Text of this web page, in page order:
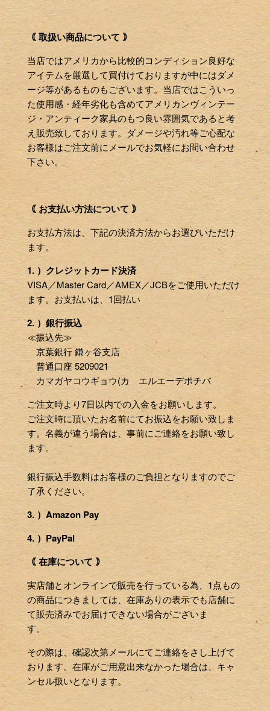
｟ 取扱い商品について ｠
当店ではアメリカから比較的コンディション良好な
アイテムを厳選して買付けておりますが中にはダメ
ージ等があるものもございます。当店ではこういっ
た使用感・経年劣化も含めてアメリカンヴィンテー
ジ・アンティーク家具のもつ良い雰囲気であると考
え販売致しております。ダメージや汚れ等ご心配な
お客様はご注文前にメールでお気軽にお問い合わせ
下さい。
｟ お支払い方法について ｠
お支払方法は、下記の決済方法からお選びいただけ
ます。
1. ）クレジットカード決済
VISA／Master Card／AMEX／JCBをご使用いただけ
ます。お支払いは、1回払い
2. ）銀行振込
≪振込先≫
京葉銀行 鎌ヶ谷支店
普通口座 5209021
カマガヤコウギョウ(カ エルエーデポチバ
ご注文時より7日以内での入金をお願いします。
ご注文時に頂いたお名前にてお振込をお願い致しま
す。名義が違う場合は、事前にご連絡をお願い致し
ます。
銀行振込手数料はお客様のご負担となりますのでご
了承ください。
3. ）Amazon Pay
4. ）PayPal
｟ 在庫について ｠
実店舗とオンラインで販売を行っている為、1点もの
の商品につきましては、在庫ありの表示でも店舗に
て販売済みでお届けできない場合がございま
す。
その際は、確認次第メールにてご連絡をさし上げて
おります。在庫がご用意出来なかった場合は、キャ
ンセル扱いとなります。